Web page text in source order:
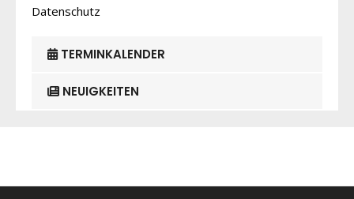
Datenschutz
TERMINKALENDER
NEUIGKEITEN